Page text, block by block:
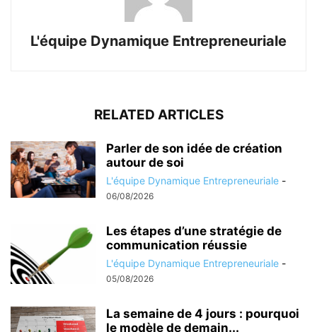
L'équipe Dynamique Entrepreneuriale
RELATED ARTICLES
Parler de son idée de création
autour de soi
L'équipe Dynamique Entrepreneuriale -
06/08/2026
Les étapes d’une stratégie de
communication réussie
L'équipe Dynamique Entrepreneuriale -
05/08/2026
La semaine de 4 jours : pourquoi
le modèle de demain...